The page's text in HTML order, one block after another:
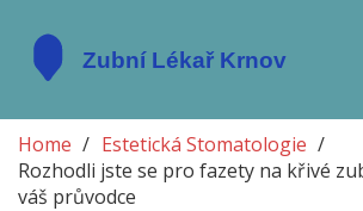
Home
Estetická Stomatologie
Rozhodli jste se pro fazety na křivé
váš průvodce